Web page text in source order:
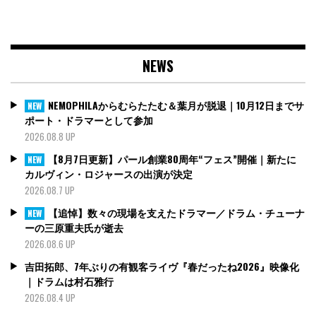
NEWS
NEW NEMOPHILAからむらたたむ＆葉月が脱退｜10月12日までサ
ポート・ドラマーとして参加
2026.08.8 UP
NEW
【8月7日更新】パール創業80周年“フェス”開催｜新たに
カルヴィン・ロジャースの出演が決定
2026.08.7 UP
NEW
【追悼】数々の現場を支えたドラマー／ドラム・チューナ
ーの三原重夫氏が逝去
2026.08.6 UP
吉田拓郎、7年ぶりの有観客ライヴ『春だったね2026』映像化
｜ドラムは村石雅行
2026.08.4 UP